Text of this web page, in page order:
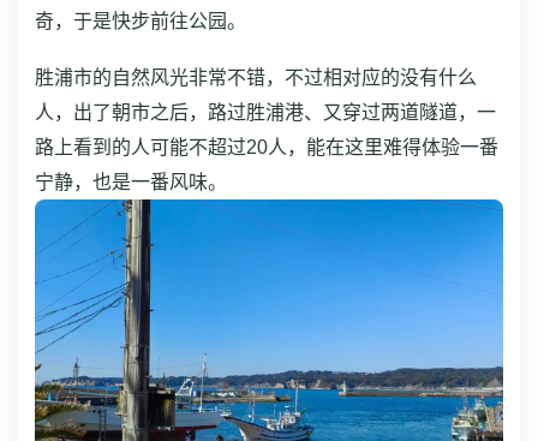
奇，于是快步前往公园。
胜浦市的自然风光非常不错，不过相对应的没有什么
人，出了朝市之后，路过胜浦港、又穿过两道隧道，一
路上看到的人可能不超过20人，能在这里难得体验一番
宁静，也是一番风味。